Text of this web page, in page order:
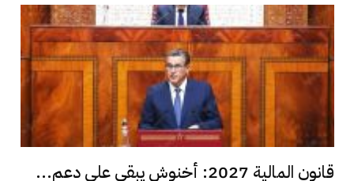
قانون المالية 2027: أخنوش يبقي على دعم...